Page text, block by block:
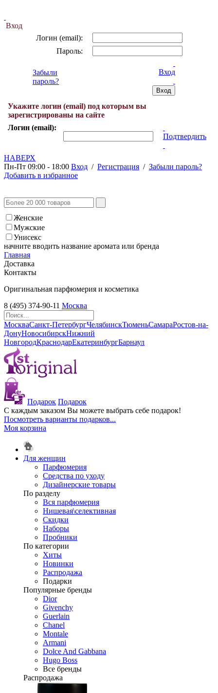
Вход
Логин (email):
Пароль:
Забыли
пароль?
Вход
Укажите логин (email) под которым вы
зарегистрированы на сайте
Логин (email):
Подтвердить
НАВЕРХ
Пн-Пт 09:00 - 18:00 Вход / Регистрация / Забыли пароль?
Добавить в избранное
Женские
Мужские
Унисекс
начните вводить название аромата или бренда
Главная
Доставка
Контакты
Оригинальная парфюмерия и косметика
8 (495) 374-90-11 Москва
МоскваСанкт-ПетербургЧелябинскТюменьСамараРостов-на-
ДонуНовосибирскНижний
НовгородКраснодарЕкатеринбургБарнаул
Подарок Подарок
С каждым заказом Вы можете выбрать себе подарок!
Посмотреть варианты подарков...
Моя корзина
Для женщин
Парфюмерия
Средства по уходу
Дизайнерские товары
По разделу
Вся парфюмерия
Нишевая\селективная
Скидки
Наборы
Пробники
По категории
Хиты
Новинки
Распродажа
Подарки
Популярные бренды
Dior
Givenchy
Guerlain
Chanel
Montale
Armani
Dolce And Gabbana
Hugo Boss
Все бренды
Распродажа